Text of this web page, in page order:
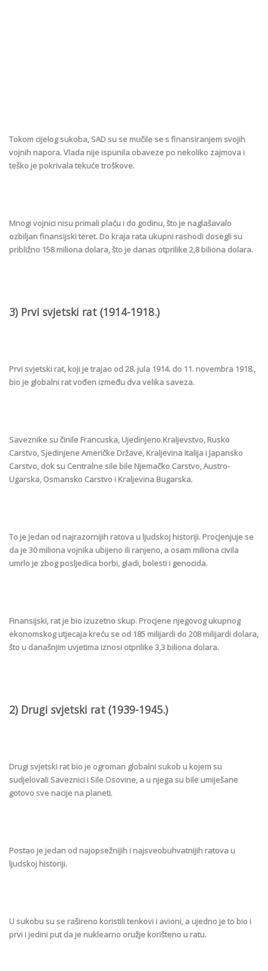
Tokom cijelog sukoba, SAD su se mučile se s finansiranjem svojih
vojnih napora. Vlada nije ispunila obaveze po nekoliko zajmova i
teško je pokrivala tekuće troškove.
Mnogi vojnici nisu primali plaću i do godinu, što je naglašavalo
ozbiljan finansijski teret. Do kraja rata ukupni rashodi dosegli su
približno 158 miliona dolara, što je danas otprilike 2,8 biliona dolara.
3) Prvi svjetski rat (1914-1918.)
Prvi svjetski rat, koji je trajao od 28. jula 1914. do 11. novembra 1918.,
bio je globalni rat vođen između dva velika saveza.
Saveznike su činile Francuska, Ujedinjeno Kraljevstvo, Rusko
Carstvo, Sjedinjene Američke Države, Kraljevina Italija i Japansko
Carstvo, dok su Centralne sile bile Njemačko Carstvo, Austro-
Ugarska, Osmansko Carstvo i Kraljevina Bugarska.
To je jedan od najrazornijih ratova u ljudskoj historiji. Procjenjuje se
da je 30 miliona vojnika ubijeno ili ranjeno, a osam miliona civila
umrlo je zbog posljedica borbi, gladi, bolesti i genocida.
Finansijski, rat je bio izuzetno skup. Procjene njegovog ukupnog
ekonomskog utjecaja kreću se od 185 milijardi do 208 milijardi dolara,
što u današnjim uvjetima iznosi otprilike 3,3 biliona dolara.
2) Drugi svjetski rat (1939-1945.)
Drugi svjetski rat bio je ogroman globalni sukob u kojem su
sudjelovali Saveznici i Sile Osovine, a u njega su bile umiješane
gotovo sve nacije na planeti.
Postao je jedan od najopsežnijih i najsveobuhvatnijih ratova u
ljudskoj historiji.
U sukobu su se rašireno koristili tenkovi i avioni, a ujedno je to bio i
prvi i jedini put da je nuklearno oružje korišteno u ratu.